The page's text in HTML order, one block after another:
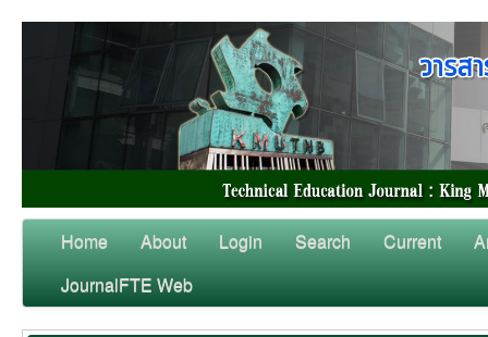
Home About Login Search Current
JournalFTE Web